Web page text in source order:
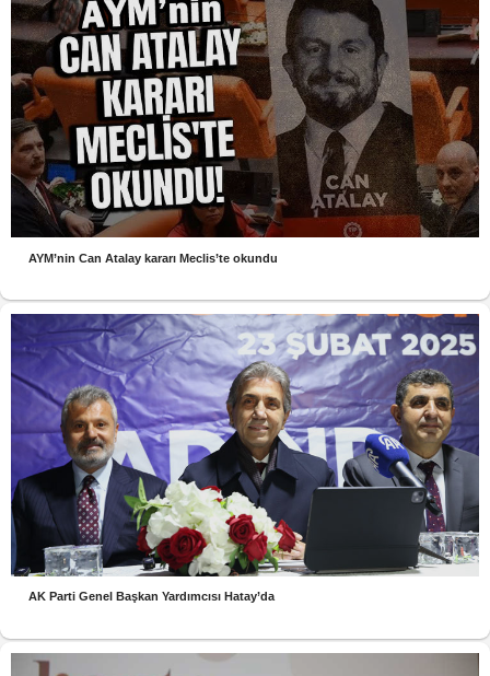
AYM’nin Can Atalay kararı Meclis’te okundu
AK Parti Genel Başkan Yardımcısı Hatay’da